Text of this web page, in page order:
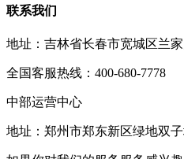
联系我们
地址：吉林省长春市宽城区兰
全国客服热线：400-680-7778
中部运营中心
地址：郑州市郑东新区绿地双